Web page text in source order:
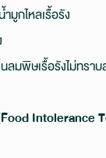
มูกไหลเรื้อรัง
มพิษเรื้อรังไม่ทราบ
Intolerance